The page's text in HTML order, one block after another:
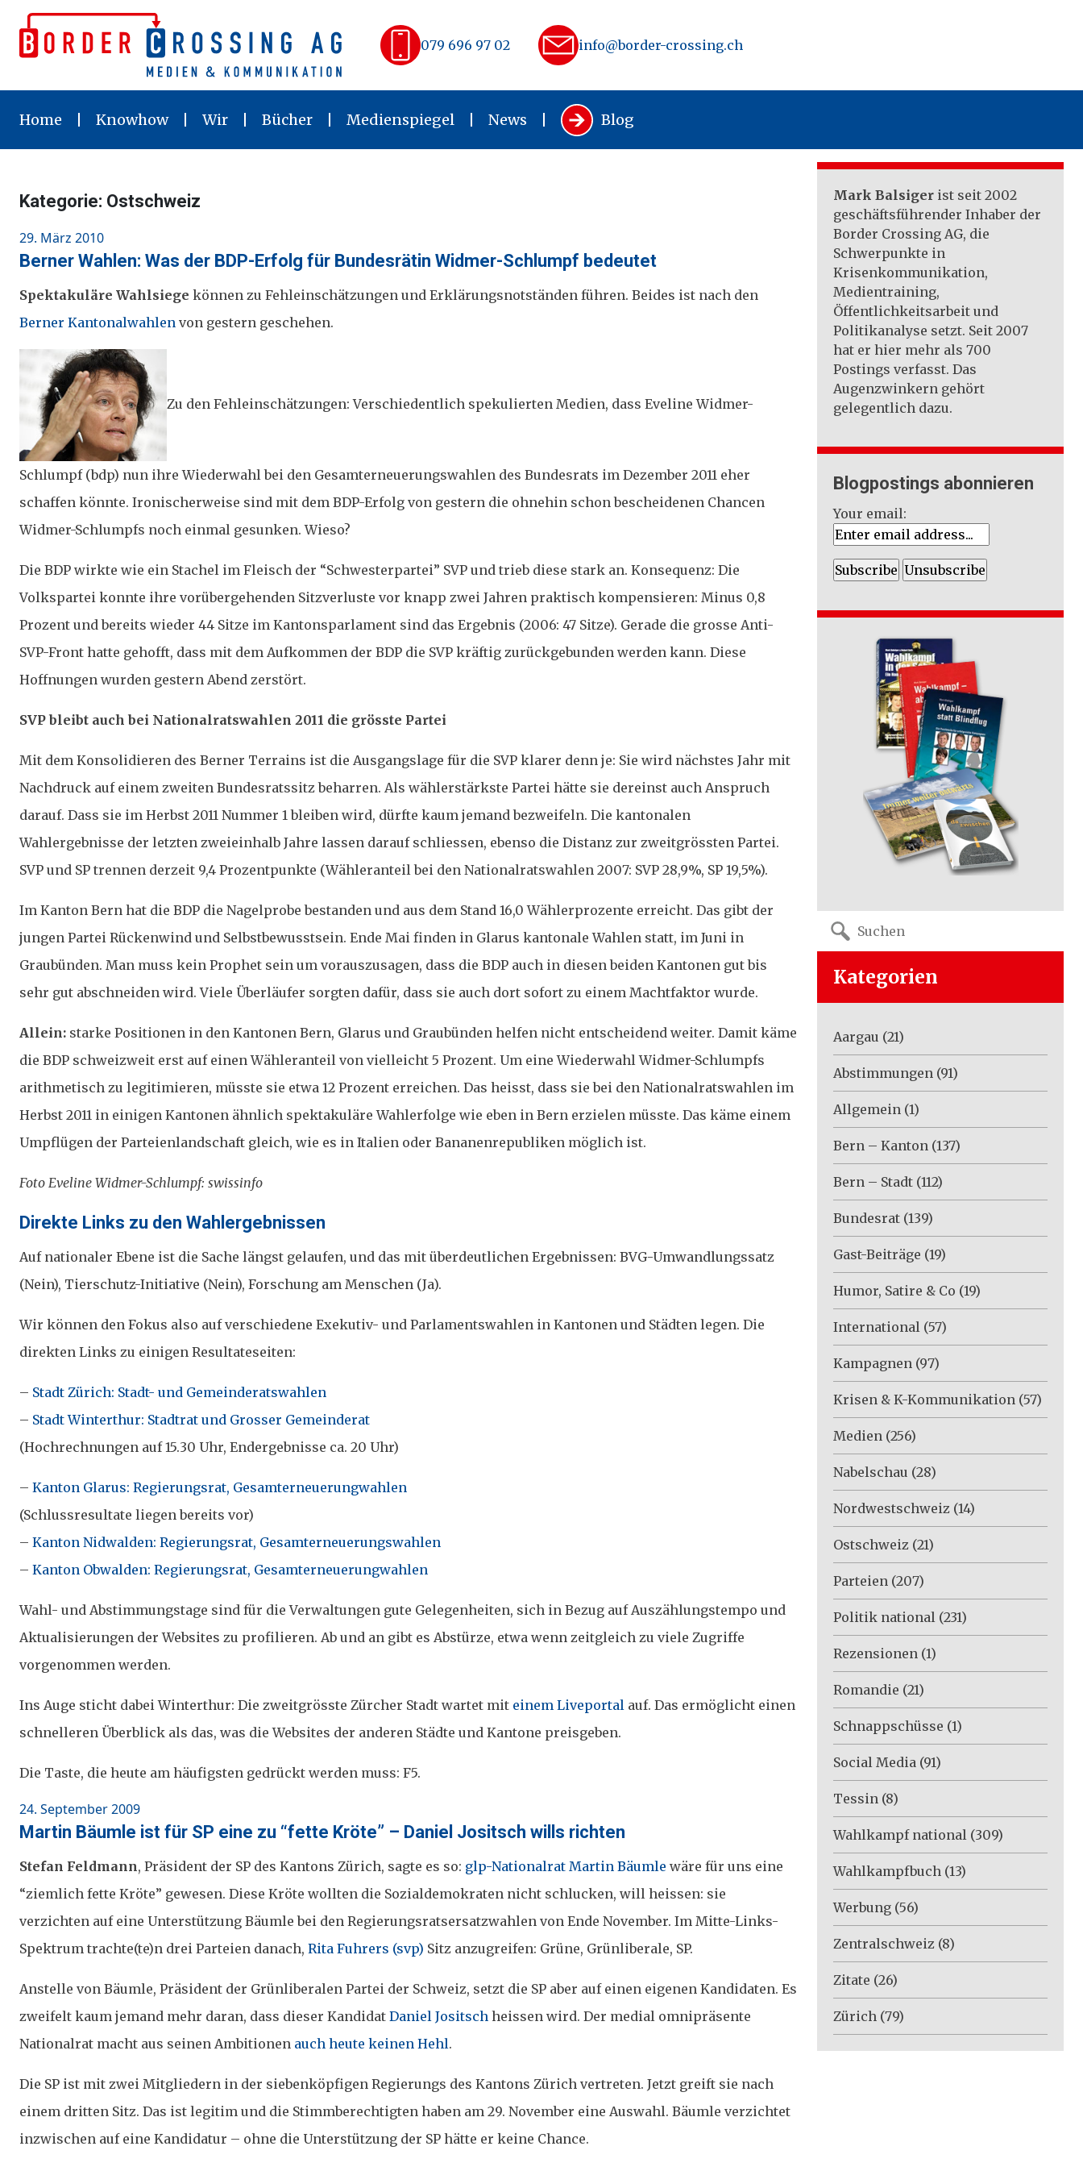
content
079 696 97 02 info@border-crossing.ch
Home Knowhow Wir Bücher Medienspiegel News Blog
Kategorie: Ostschweiz
Posted
on
29. März 2010
Berner Wahlen: Was der BDP-Erfolg für Bundesrätin Widmer-Schlumpf bedeutet
Spektakuläre Wahlsiege können zu Fehleinschätzungen und Erklärungsnotständen führen. Beides ist nach den
Berner Kantonalwahlen von gestern geschehen.
Zu den Fehleinschätzungen: Verschiedentlich spekulierten Medien, dass Eveline Widmer-
Schlumpf (bdp) nun ihre Wiederwahl bei den Gesamterneuerungswahlen des Bundesrats im Dezember 2011 eher
schaffen könnte. Ironischerweise sind mit dem BDP-Erfolg von gestern die ohnehin schon bescheidenen Chancen
Widmer-Schlumpfs noch einmal gesunken. Wieso?
Die BDP wirkte wie ein Stachel im Fleisch der “Schwesterpartei” SVP und trieb diese stark an. Konsequenz: Die
Volkspartei konnte ihre vorübergehenden Sitzverluste vor knapp zwei Jahren praktisch kompensieren: Minus 0,8
Prozent und bereits wieder 44 Sitze im Kantonsparlament sind das Ergebnis (2006: 47 Sitze). Gerade die grosse Anti-
SVP-Front hatte gehofft, dass mit dem Aufkommen der BDP die SVP kräftig zurückgebunden werden kann. Diese
Hoffnungen wurden gestern Abend zerstört.
SVP bleibt auch bei Nationalratswahlen 2011 die grösste Partei
Mit dem Konsolidieren des Berner Terrains ist die Ausgangslage für die SVP klarer denn je: Sie wird nächstes Jahr mit
Nachdruck auf einem zweiten Bundesratssitz beharren. Als wählerstärkste Partei hätte sie dereinst auch Anspruch
darauf. Dass sie im Herbst 2011 Nummer 1 bleiben wird, dürfte kaum jemand bezweifeln. Die kantonalen
Wahlergebnisse der letzten zweieinhalb Jahre lassen darauf schliessen, ebenso die Distanz zur zweitgrössten Partei.
SVP und SP trennen derzeit 9,4 Prozentpunkte (Wähleranteil bei den Nationalratswahlen 2007: SVP 28,9%, SP 19,5%).
Im Kanton Bern hat die BDP die Nagelprobe bestanden und aus dem Stand 16,0 Wählerprozente erreicht. Das gibt der
jungen Partei Rückenwind und Selbstbewusstsein. Ende Mai finden in Glarus kantonale Wahlen statt, im Juni in
Graubünden. Man muss kein Prophet sein um vorauszusagen, dass die BDP auch in diesen beiden Kantonen gut bis
sehr gut abschneiden wird. Viele Überläufer sorgten dafür, dass sie auch dort sofort zu einem Machtfaktor wurde.
Allein: starke Positionen in den Kantonen Bern, Glarus und Graubünden helfen nicht entscheidend weiter. Damit käme
die BDP schweizweit erst auf einen Wähleranteil von vielleicht 5 Prozent. Um eine Wiederwahl Widmer-Schlumpfs
arithmetisch zu legitimieren, müsste sie etwa 12 Prozent erreichen. Das heisst, dass sie bei den Nationalratswahlen im
Herbst 2011 in einigen Kantonen ähnlich spektakuläre Wahlerfolge wie eben in Bern erzielen müsste. Das käme einem
Umpflügen der Parteienlandschaft gleich, wie es in Italien oder Bananenrepubliken möglich ist.
Foto Eveline Widmer-Schlumpf: swissinfo
Posted
Direkte Links zu den Wahlergebnissen
Auf nationaler Ebene ist die Sache längst gelaufen, und das mit überdeutlichen Ergebnissen: BVG-Umwandlungssatz
(Nein), Tierschutz-Initiative (Nein), Forschung am Menschen (Ja).
Wir können den Fokus also auf verschiedene Exekutiv- und Parlamentswahlen in Kantonen und Städten legen. Die
direkten Links zu einigen Resultateseiten:
– Stadt Zürich: Stadt- und Gemeinderatswahlen
– Stadt Winterthur: Stadtrat und Grosser Gemeinderat
(Hochrechnungen auf 15.30 Uhr, Endergebnisse ca. 20 Uhr)
– Kanton Glarus: Regierungsrat, Gesamterneuerungwahlen
(Schlussresultate liegen bereits vor)
– Kanton Nidwalden: Regierungsrat, Gesamterneuerungswahlen
– Kanton Obwalden: Regierungsrat, Gesamterneuerungwahlen
Wahl- und Abstimmungstage sind für die Verwaltungen gute Gelegenheiten, sich in Bezug auf Auszählungstempo und
Aktualisierungen der Websites zu profilieren. Ab und an gibt es Abstürze, etwa wenn zeitgleich zu viele Zugriffe
vorgenommen werden.
Ins Auge sticht dabei Winterthur: Die zweitgrösste Zürcher Stadt wartet mit einem Liveportal auf. Das ermöglicht einen
schnelleren Überblick als das, was die Websites der anderen Städte und Kantone preisgeben.
Die Taste, die heute am häufigsten gedrückt werden muss: F5.
Posted
on
24. September 2009
Martin Bäumle ist für SP eine zu “fette Kröte” – Daniel Jositsch wills richten
Stefan Feldmann, Präsident der SP des Kantons Zürich, sagte es so: glp-Nationalrat Martin Bäumle wäre für uns eine
“ziemlich fette Kröte” gewesen. Diese Kröte wollten die Sozialdemokraten nicht schlucken, will heissen: sie
verzichten auf eine Unterstützung Bäumle bei den Regierungsratsersatzwahlen von Ende November. Im Mitte-Links-
Spektrum trachte(te)n drei Parteien danach, Rita Fuhrers (svp) Sitz anzugreifen: Grüne, Grünliberale, SP.
Anstelle von Bäumle, Präsident der Grünliberalen Partei der Schweiz, setzt die SP aber auf einen eigenen Kandidaten. Es
zweifelt kaum jemand mehr daran, dass dieser Kandidat Daniel Jositsch heissen wird. Der medial omnipräsente
Nationalrat macht aus seinen Ambitionen auch heute keinen Hehl.
Die SP ist mit zwei Mitgliedern in der siebenköpfigen Regierungs des Kantons Zürich vertreten. Jetzt greift sie nach
einem dritten Sitz. Das ist legitim und die Stimmberechtigten haben am 29. November eine Auswahl. Bäumle verzichtet
inzwischen auf eine Kandidatur – ohne die Unterstützung der SP hätte er keine Chance.
Mark Balsiger ist seit 2002
geschäftsführender Inhaber der
Border Crossing AG, die
Schwerpunkte in
Krisenkommunikation,
Medientraining,
Öffentlichkeitsarbeit und
Politikanalyse setzt. Seit 2007
hat er hier mehr als 700
Postings verfasst. Das
Augenzwinkern gehört
gelegentlich dazu.
Blogpostings abonnieren
Your email:
Search
for:
Kategorien
Aargau (21)
Abstimmungen (91)
Allgemein (1)
Bern – Kanton (137)
Bern – Stadt (112)
Bundesrat (139)
Gast-Beiträge (19)
Humor, Satire & Co (19)
International (57)
Kampagnen (97)
Krisen & K-Kommunikation (57)
Medien (256)
Nabelschau (28)
Nordwestschweiz (14)
Ostschweiz (21)
Parteien (207)
Politik national (231)
Rezensionen (1)
Romandie (21)
Schnappschüsse (1)
Social Media (91)
Tessin (8)
Wahlkampf national (309)
Wahlkampfbuch (13)
Werbung (56)
Zentralschweiz (8)
Zitate (26)
Zürich (79)